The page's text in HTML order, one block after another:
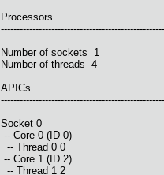
Processors
Number of sockets 1
Number of threads 4
APICs
Socket 0
-- Core 0 (ID 0)
-- Thread 0 0
-- Core 1 (ID 2)
-- Thread 1 2